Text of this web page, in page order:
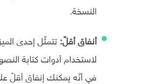
النسخة.
أنفاق أقلّ:تتمثّل إحدى
لاستخدام أدوات كتابة
في أنّه يمكنك إنفاق أقلّ